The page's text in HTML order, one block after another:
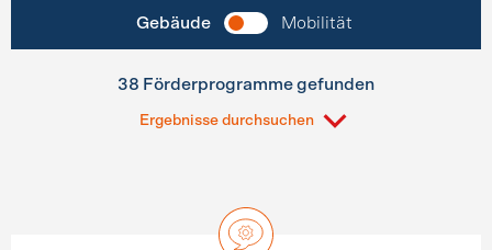
Gebäude Mobilität
38 Förderprogramme gefunden
Ergebnisse durchsuchen